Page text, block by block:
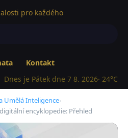
pro každého
Kontakt
Dnes je Pátek dne 7 8. 2026· 24°C
Umělá Inteligence›
encyklopedie: Přehled